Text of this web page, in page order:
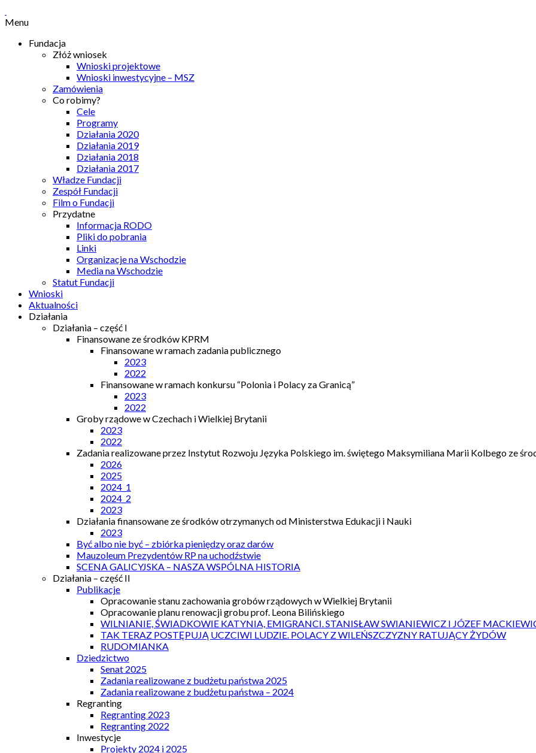
Menu
Fundacja
Złóż wniosek
Wnioski projektowe
Wnioski inwestycyjne – MSZ
Zamówienia
Co robimy?
Cele
Programy
Działania 2020
Działania 2019
Działania 2018
Działania 2017
Władze Fundacji
Zespół Fundacji
Film o Fundacji
Przydatne
Informacja RODO
Pliki do pobrania
Linki
Organizacje na Wschodzie
Media na Wschodzie
Statut Fundacji
Wnioski
Aktualności
Działania
Działania – część I
Finansowane ze środków KPRM
Finansowane w ramach zadania publicznego
2023
2022
Finansowane w ramach konkursu “Polonia i Polacy za Granicą”
2023
2022
Groby rządowe w Czechach i Wielkiej Brytanii
2023
2022
Zadania realizowane przez Instytut Rozwoju Języka Polskiego im. świętego Maksymiliana Marii Kolbego ze
2026
2025
2024_1
2024_2
2023
Działania finansowane ze środków otrzymanych od Ministerstwa Edukacji i Nauki
2023
Być albo nie być – zbiórka pieniędzy oraz darów
Mauzoleum Prezydentów RP na uchodźstwie
SCENA GALICYJSKA – NASZA WSPÓLNA HISTORIA
Działania – część II
Publikacje
Opracowanie stanu zachowania grobów rządowych w Wielkiej Brytanii
Opracowanie planu renowacji grobu prof. Leona Bilińskiego
WILNIANIE, ŚWIADKOWIE KATYNIA, EMIGRANCI. STANISŁAW SWIANIEWICZ I JÓZEF
TAK TERAZ POSTĘPUJĄ UCZCIWI LUDZIE. POLACY Z WILEŃSZCZYZNY RATUJĄCY ŻYDÓW
RUDOMIANKA
Dziedzictwo
Senat 2025
Zadania realizowane z budżetu państwa 2025
Zadania realizowane z budżetu państwa – 2024
Regranting
Regranting 2023
Regranting 2022
Inwestycje
Projekty 2024 i 2025